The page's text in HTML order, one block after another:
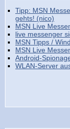
Tipp: MSN
gehts! (nico)
MSN Live
live messenger
MSN Tipps /
MSN Live
Android-
WLAN-Server